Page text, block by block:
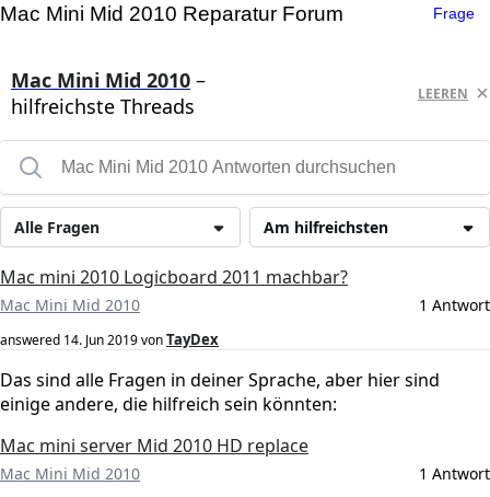
Mac Mini Mid 2010 Reparatur Forum Frage
Mac Mini Mid 2010 –
hilfreichste Threads
LEEREN
Am hilfreichsten
Alle Fragen
Mac mini 2010 Logicboard 2011 machbar?
Mac Mini Mid 2010 1 Antwort
answered 14. Jun 2019vonTayDex
Das sind alle Fragen in deiner Sprache, aber hier sind
einige andere, die hilfreich sein könnten:
Mac mini server Mid 2010 HD replace
Mac Mini Mid 2010 1 Antwort